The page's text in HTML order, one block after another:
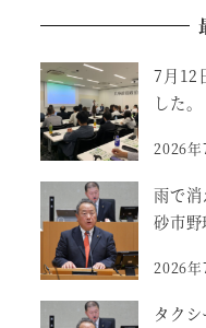
7月12
した。
2026年
雨で
砂市
2026年
タク